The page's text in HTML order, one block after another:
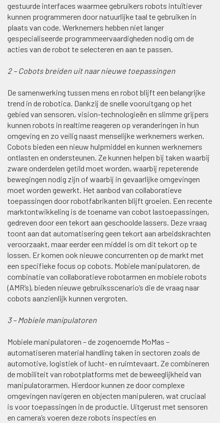
gestuurde interfaces waarmee gebruikers robots intuïtiever
kunnen programmeren door natuurlijke taal te gebruiken in
plaats van code. Werknemers hebben niet langer
gespecialiseerde programmeervaardigheden nodig om de
acties van de robot te selecteren en aan te passen.
2 – Cobots breiden uit naar nieuwe toepassingen
De samenwerking tussen mens en robot blijft een belangrijke
trend in de robotica. Dankzij de snelle vooruitgang op het
gebied van sensoren, vision-technologieën en slimme grijpers
kunnen robots in realtime reageren op veranderingen in hun
omgeving en zo veilig naast menselijke werknemers werken.
Cobots bieden een nieuw hulpmiddel en kunnen werknemers
ontlasten en ondersteunen. Ze kunnen helpen bij taken waarbij
zware onderdelen getild moet worden, waarbij repeterende
bewegingen nodig zijn of waarbij in gevaarlijke omgevingen
moet worden gewerkt. Het aanbod van collaboratieve
toepassingen door robotfabrikanten blijft groeien. Een recente
marktontwikkeling is de toename van cobot lastoepassingen,
gedreven door een tekort aan geschoolde lassers. Deze vraag
toont aan dat automatisering geen tekort aan arbeidskrachten
veroorzaakt, maar eerder een middel is om dit tekort op te
lossen. Er komen ook nieuwe concurrenten op de markt met
een specifieke focus op cobots. Mobiele manipulatoren, de
combinatie van collaboratieve robotarmen en mobiele robots
(AMR’s), bieden nieuwe gebruiksscenario’s die de vraag naar
cobots aanzienlijk kunnen vergroten.
3 – Mobiele manipulatoren
Mobiele manipulatoren – de zogenoemde MoMas –
automatiseren material handling taken in sectoren zoals de
automotive, logistiek of lucht- en ruimtevaart. Ze combineren
de mobiliteit van robotplatforms met de beweeglijkheid van
manipulatorarmen. Hierdoor kunnen ze door complexe
omgevingen navigeren en objecten manipuleren, wat cruciaal
is voor toepassingen in de productie. Uitgerust met sensoren
en camera’s voeren deze robots inspecties en